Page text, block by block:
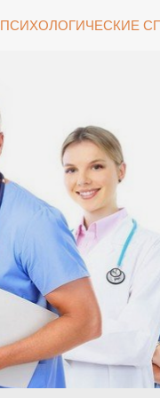
ПСИХОЛОГИЧЕСКИЕ